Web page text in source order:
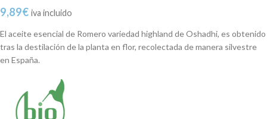
9,89€ iva incluido
El aceite esencial de Romero variedad highland de Oshadhi, es obtenido
tras la destilación de la planta en flor, recolectada de manera silvestre
en España.